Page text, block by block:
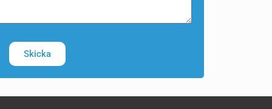
Skicka